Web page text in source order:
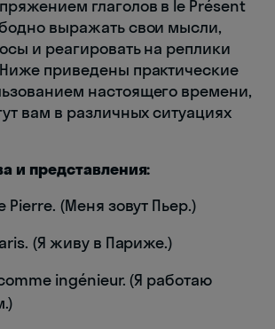
глаголов в le Présent
выражать свои мысли,
и реагировать на реплики
приведены практические
настоящего времени,
вам в различных ситуациях
и представления:
Pierre. (Меня зовут Пьер.)
(Я живу в Париже.)
ingénieur. (Я работаю